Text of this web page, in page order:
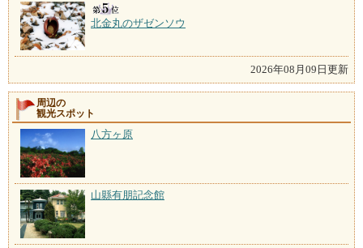
北金丸のザゼンソウ
2026年08月09日更新
周辺の
観光スポット
八方ヶ原
山縣有朋記念館